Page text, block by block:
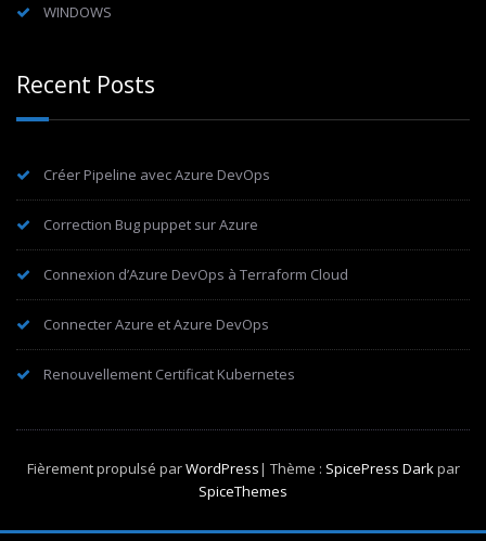
WINDOWS
Recent Posts
Créer Pipeline avec Azure DevOps
Correction Bug puppet sur Azure
Connexion d’Azure DevOps à Terraform Cloud
Connecter Azure et Azure DevOps
Renouvellement Certificat Kubernetes
Fièrement propulsé parWordPress| Thème : SpicePress Darkpar
SpiceThemes